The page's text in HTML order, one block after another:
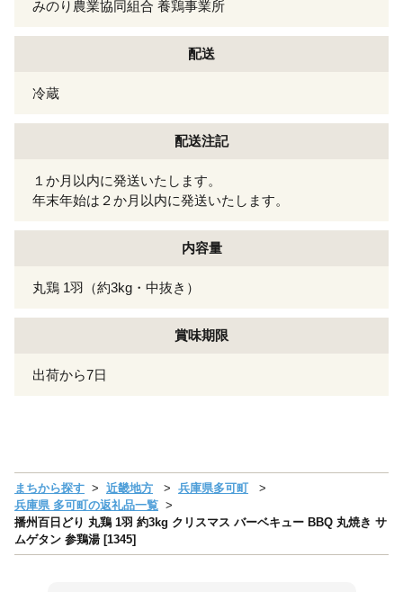
みのり農業協同組合 養鶏事業所
配送
冷蔵
配送注記
１か月以内に発送いたします。
年末年始は２か月以内に発送いたします。
内容量
丸鶏 1羽（約3kg・中抜き）
賞味期限
出荷から7日
まちから探す 近畿地方
兵庫県多可町
兵庫県 多可町の返礼品一覧
播州百日どり 丸鶏 1羽 約3kg クリスマス バーベキュー BBQ 丸焼き サ
ムゲタン 参鶏湯 [1345]